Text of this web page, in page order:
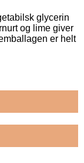
glycerin
og lime giver
er helt